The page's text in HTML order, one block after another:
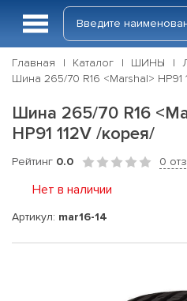
Главная Каталог ШИНЫ
Шина 265/70 R16 <Marshal> HP91
Шина 265/70 R16
HP91 112V /корея/
Рейтинг 0.0 0
Нет в наличии
Артикул: mar16-14